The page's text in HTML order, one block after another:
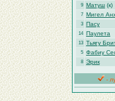
9 Матуш (к)
7 Мигел
3 Пасу
14 Паулета
13 Тьягу
5 Фабиу
8 Эрик
-